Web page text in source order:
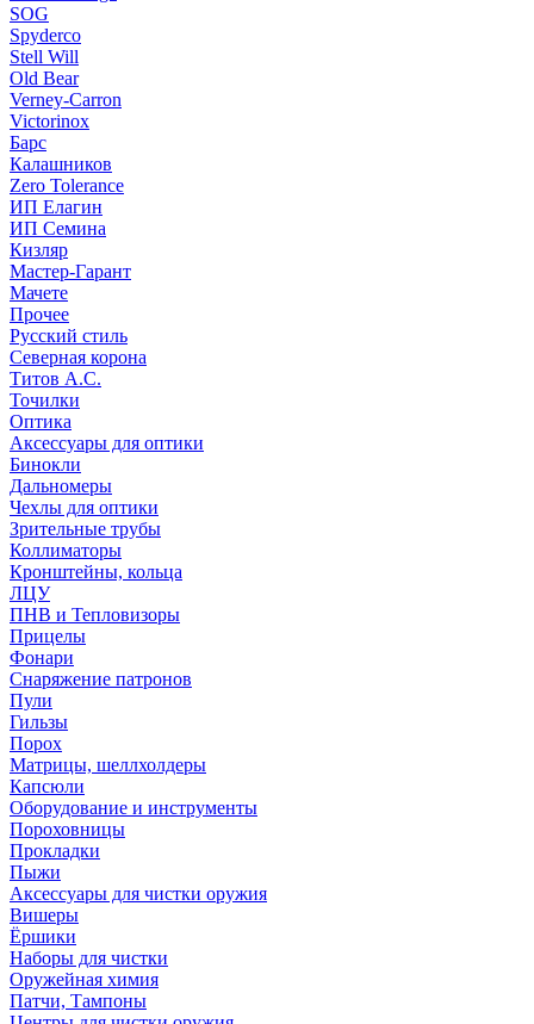
SOG
Spyderco
Stell Will
Old Bear
Verney-Carron
Victorinox
Барс
Калашников
Zero Tolerance
ИП Елагин
ИП Семина
Кизляр
Мастер-Гарант
Мачете
Прочее
Русский стиль
Северная корона
Титов А.С.
Точилки
Оптика
Аксессуары для оптики
Бинокли
Дальномеры
Чехлы для оптики
Зрительные трубы
Коллиматоры
Кронштейны, кольца
ЛЦУ
ПНВ и Тепловизоры
Прицелы
Фонари
Снаряжение патронов
Пули
Гильзы
Порох
Матрицы, шеллхолдеры
Капсюли
Оборудование и инструменты
Пороховницы
Прокладки
Пыжи
Аксессуары для чистки оружия
Вишеры
Ёршики
Наборы для чистки
Оружейная химия
Патчи, Тампоны